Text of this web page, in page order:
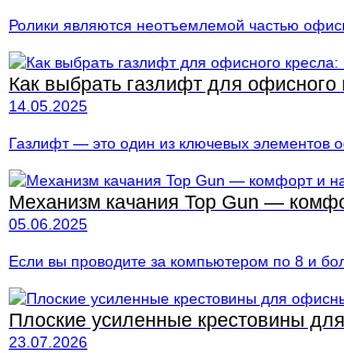
Ролики являются неотъемлемой частью
Как выбрать газлифт для
14.05.2025
Газлифт — это один из ключевых элементов
Механизм качания Top Gun —
05.06.2025
Если вы проводите за компьютером по 8 и
Плоские усиленные крестовины
23.07.2026